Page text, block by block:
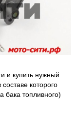
и купить нужный
которого
бака топливного)